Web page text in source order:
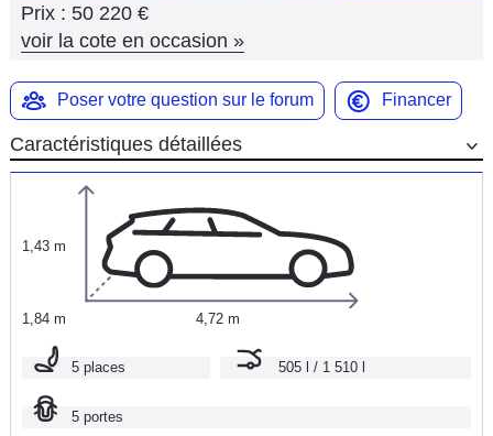
Marques
Prix : 50 220 €
voir la cote en occasion »
Poser votre question sur le forum Financer
Caractéristiques détaillées
1,43 m
1,84 m 4,72 m
5 places 505 l / 1 510 l
5 portes